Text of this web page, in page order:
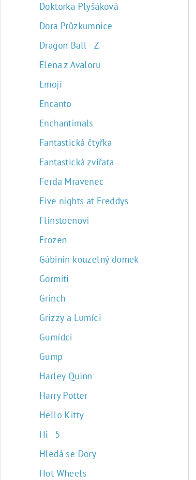
Doktorka Plyšáková
Dora Průzkumnice
Dragon Ball - Z
Elena z Avaloru
Emoji
Encanto
Enchantimals
Fantastická čtyřka
Fantastická zvířata
Ferda Mravenec
Five nights at Freddys
Flinstoenovi
Frozen
Gábinin kouzelný domek
Gormiti
Grinch
Grizzy a Lumíci
Gumídci
Gump
Harley Quinn
Harry Potter
Hello Kitty
Hi - 5
Hledá se Dory
Hot Wheels